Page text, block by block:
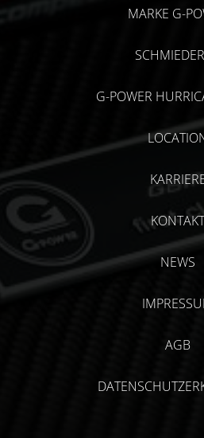
MARKE G-
G-POWER
KONTAKT
NEWS
AGB